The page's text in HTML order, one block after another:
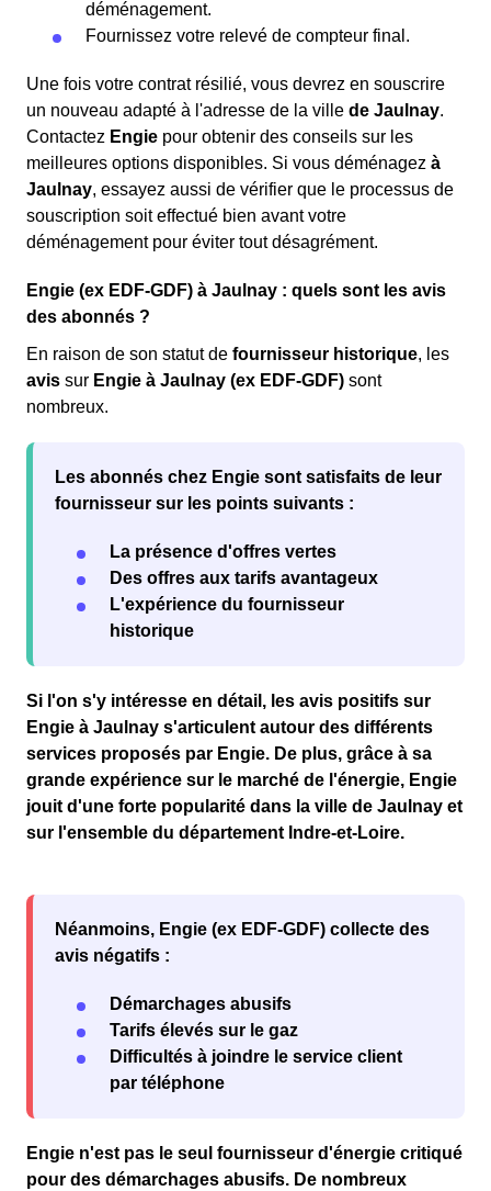
déménagement.
Fournissez votre relevé de compteur final.
Une fois votre contrat résilié, vous devrez en souscrire
un nouveau adapté à l'adresse de la ville de Jaulnay.
Contactez Engie pour obtenir des conseils sur les
meilleures options disponibles. Si vous déménagez à
Jaulnay, essayez aussi de vérifier que le processus de
souscription soit effectué bien avant votre
déménagement pour éviter tout désagrément.
Engie (ex EDF-GDF) à Jaulnay : quels sont les avis
des abonnés ?
En raison de son statut de fournisseur historique, les
avis sur Engie à Jaulnay (ex EDF-GDF) sont
nombreux.
Les abonnés chez Engie sont satisfaits de leur
fournisseur sur les points suivants :
La présence d'offres vertes
Des offres aux tarifs avantageux
L'expérience du fournisseur
historique
Si l'on s'y intéresse en détail, les avis positifs sur
Engie à Jaulnay s'articulent autour des différents
services proposés par Engie. De plus, grâce à sa
grande expérience sur le marché de l'énergie, Engie
jouit d'une forte popularité dans la ville de Jaulnay et
sur l'ensemble du département Indre-et-Loire.
Néanmoins, Engie (ex EDF-GDF) collecte des
avis négatifs :
Démarchages abusifs
Tarifs élevés sur le gaz
Difficultés à joindre le service client
par téléphone
Engie n'est pas le seul fournisseur d'énergie critiqué
pour des démarchages abusifs. De nombreux